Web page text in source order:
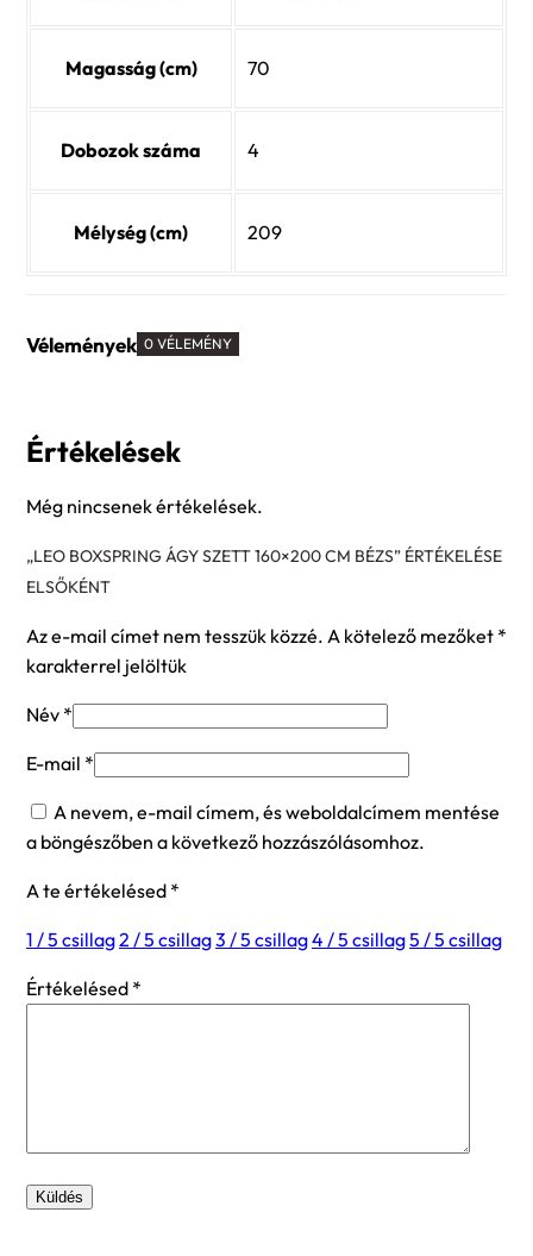
Magasság (cm) 70
Dobozok száma 4
Mélység (cm) 209
Vélemények 0 VÉLEMÉNY
Értékelések
Még nincsenek értékelések.
„LEO BOXSPRING ÁGY SZETT 160×200 CM BÉZS” ÉRTÉKELÉSE
ELSŐKÉNT
Az e-mail címet nem tesszük közzé. A kötelező mezőket *
karakterrel jelöltük
Név *
E-mail *
A nevem, e-mail címem, és weboldalcímem mentése
a böngészőben a következő hozzászólásomhoz.
A te értékelésed *
1 / 5 csillag2 / 5 csillag3 / 5 csillag4 / 5 csillag5 / 5 csillag
Értékelésed *